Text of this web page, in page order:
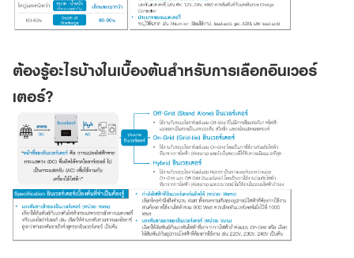
ต้องรู้อะไรบ้างในเบื้องต้นสำหรับการเลือกอินเวอร์
เตอร์?